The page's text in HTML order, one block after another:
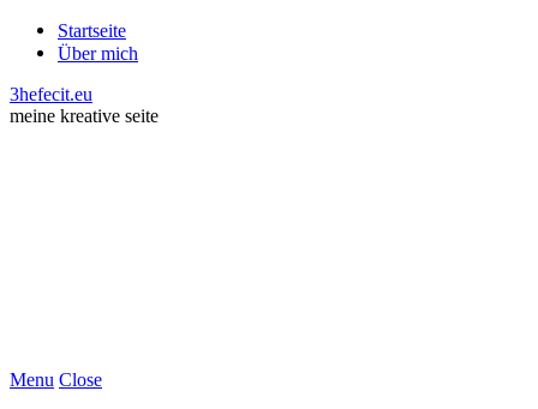
Startseite
Über mich
3hefecit.eu
meine kreative seite
Menu Close